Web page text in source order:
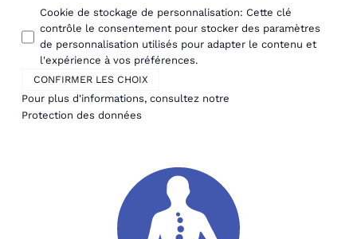
Cookie de stockage de personnalisation: Cette clé
contrôle le consentement pour stocker des paramètres
de personnalisation utilisés pour adapter le contenu et
l'expérience à vos préférences.
CONFIRMER LES CHOIX
Pour plus d'informations, consultez notre
Protection des données